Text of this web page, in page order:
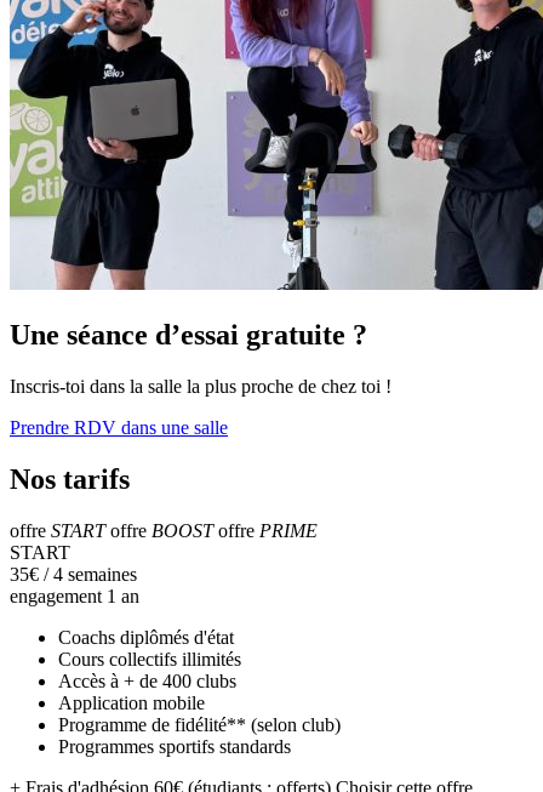
Une séance d’essai gratuite ?
Inscris-toi dans la salle la plus proche de chez toi !
Prendre RDV dans une salle
Nos tarifs
offre START offre BOOST offre PRIME
START
35€ / 4 semaines
engagement 1 an
Coachs diplômés d'état
Cours collectifs illimités
Accès à + de 400 clubs
Application mobile
Programme de fidélité** (selon club)
Programmes sportifs standards
+ Frais d'adhésion 60€ (étudiants : offerts) Choisir cette offre